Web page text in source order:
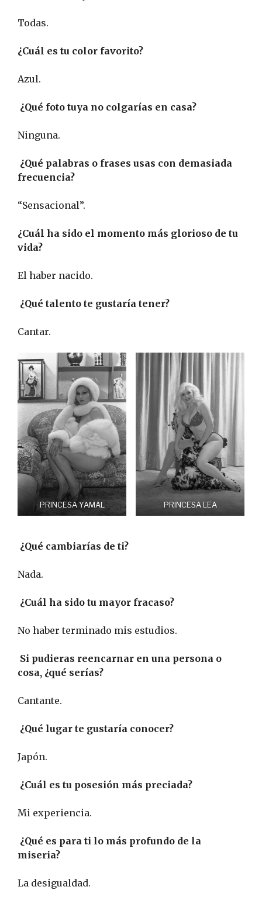
Todas.
¿Cuál es tu color favorito?
Azul.
¿Qué foto tuya no colgarías en casa?
Ninguna.
¿Qué palabras o frases usas con demasiada
frecuencia?
“Sensacional”.
¿Cuál ha sido el momento más glorioso de tu
vida?
El haber nacido.
¿Qué talento te gustaría tener?
Cantar.
PRINCESA YAMAL PRINCESA LEA
¿Qué cambiarías de ti?
Nada.
¿Cuál ha sido tu mayor fracaso?
No haber terminado mis estudios.
Si pudieras reencarnar en una persona o
cosa, ¿qué serías?
Cantante.
¿Qué lugar te gustaría conocer?
Japón.
¿Cuál es tu posesión más preciada?
Mi experiencia.
¿Qué es para ti lo más profundo de la
miseria?
La desigualdad.